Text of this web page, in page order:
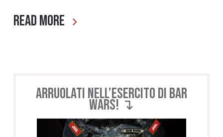
Read More
Arruolati nell’esercito di BAR
WARS! ↴